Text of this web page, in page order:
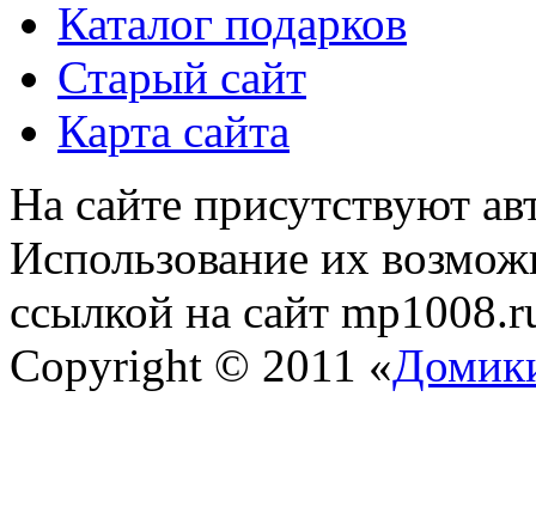
Каталог подарков
Старый сайт
Карта сайта
На сайте присутствуют
Использование их
ссылкой на сайт
Copyright © 2011 «